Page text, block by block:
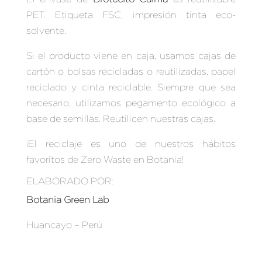
PET. Etiqueta FSC, impresión tinta eco-
solvente.
Si el producto viene en caja, usamos cajas de
cartón o bolsas recicladas o reutilizadas, papel
reciclado y cinta reciclable. Siempre que sea
necesario, utilizamos pegamento ecológico a
base de semillas. Reutilicen nuestras cajas.
¡El reciclaje es uno de nuestros hábitos
favoritos de Zero Waste en Botania!
ELABORADO POR:
Botania Green Lab
Huancayo – Perú